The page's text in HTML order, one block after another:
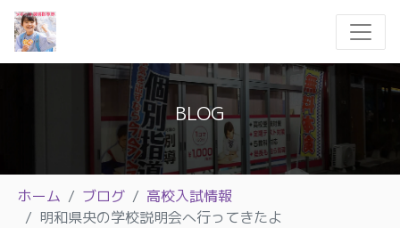
BLOG
ホーム ブログ
高校入試情報
明和県央の学校説明会へ行ってきたよ